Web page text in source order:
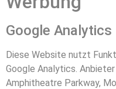
Google Analytics
Diese Website nutzt
Google Analytics.
Amphitheatre Parkway,